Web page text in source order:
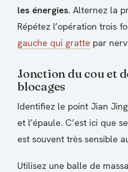
les énergies. Alternez la
Répétez l’opération trois
gauche qui gratte par
Jonction du cou et
blocages
Identifiez le point Jian
et l’épaule. C’est ici que
est souvent très sensible
Utilisez une balle de